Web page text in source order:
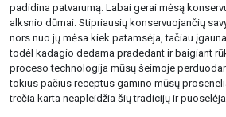
padidina patvarumą. Labai gerai mėsą
alksnio dūmai. Stipriausių konservuojančių
nors nuo jų mėsa kiek patamsėja, tačiau
todėl kadagio dedama pradedant ir baigiant
proceso technologija mūsų šeimoje
tokius pačius receptus gamino mūsų
trečia karta neapleidžia šių tradicijų ir